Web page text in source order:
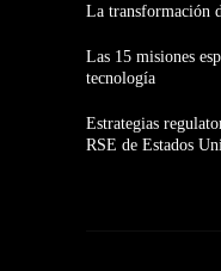
La transformación
Las 15 misiones
tecnología
Estrategias
RSE de Estados